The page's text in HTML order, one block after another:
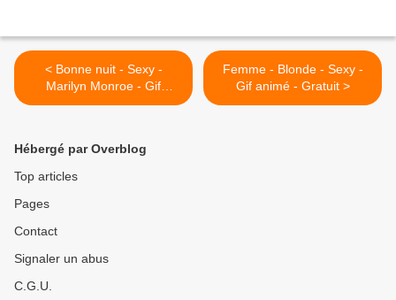
< Bonne nuit - Sexy -
Marilyn Monroe - Gif
scintillant - Gratuit
Femme - Blonde - Sexy -
Gif animé - Gratuit >
Hébergé par Overblog
Top articles
Pages
Contact
Signaler un abus
C.G.U.